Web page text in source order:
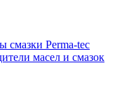
смазки Perma-tec
масел и смазок